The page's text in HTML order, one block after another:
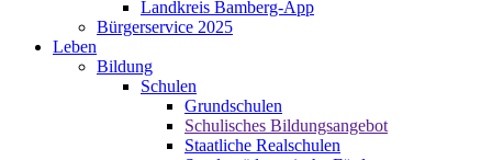
Landkreis Bamberg-App
Bürgerservice 2025
Leben
Bildung
Schulen
Grundschulen
Schulisches Bildungsangebot
Staatliche Realschulen